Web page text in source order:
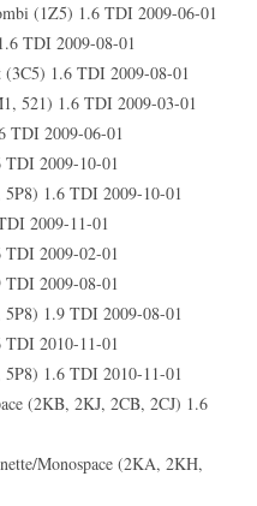
(1Z5) 1.6 TDI 2009-06-01
TDI 2009-08-01
1.6 TDI 2009-08-01
521) 1.6 TDI 2009-03-01
TDI 2009-06-01
2009-10-01
1.6 TDI 2009-10-01
2009-11-01
2009-02-01
2009-08-01
1.9 TDI 2009-08-01
2010-11-01
1.6 TDI 2010-11-01
(2KB, 2KJ, 2CB, 2CJ) 1.6
Monospace (2KA, 2KH,